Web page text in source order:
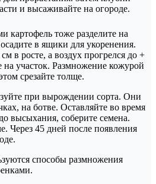
и высаживайте на огороде.
картофель тоже разделите на
в ящики для укоренения.
в росте, а воздух прогрелся до +
на участок. Размножение кожурой
срезайте толще.
при вырождении сорта. Они
на ботве. Оставляйте во время
высыхания, соберите семена.
Через 45 дней после появления
способы размножения